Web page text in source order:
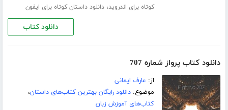
کوتاه برای اندروید،دانلود داستان کوتاه برای ایفون
دانلود کتاب
دانلود کتاب پرواز شماره 707
از: عارف ایمانی
موضوع:دانلود رایگان بهترین کتاب‌های داستان،
کتاب‌های آموزش زبان